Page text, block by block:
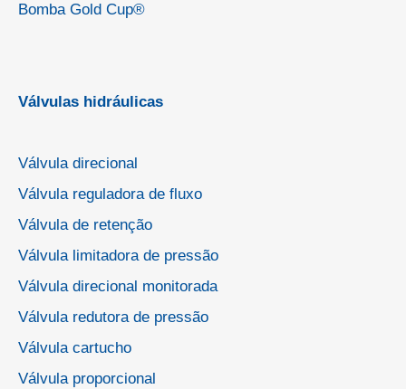
Bomba Gold Cup®
Válvulas hidráulicas
Válvula direcional
Válvula reguladora de fluxo
Válvula de retenção
Válvula limitadora de pressão
Válvula direcional monitorada
Válvula redutora de pressão
Válvula cartucho
Válvula proporcional